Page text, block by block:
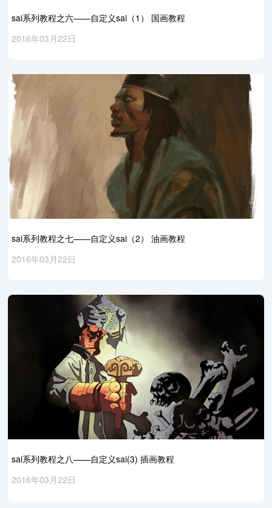
sai系列教程之六——自定义sai（1） 国画教程
2016年03月22日
sai系列教程之七——自定义sai（2） 油画教程
2016年03月22日
sai系列教程之八——自定义sai(3) 插画教程
2016年03月22日